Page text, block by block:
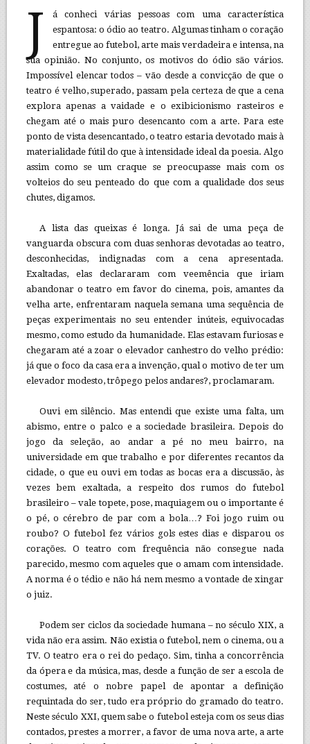
J
á conheci várias pessoas com uma característica
espantosa: o ódio ao teatro. Algumas tinham o coração
entregue ao futebol, arte mais verdadeira e intensa, na
sua opinião. No conjunto, os motivos do ódio são vários.
Impossível elencar todos – vão desde a convicção de que o
teatro é velho, superado, passam pela certeza de que a cena
explora apenas a vaidade e o exibicionismo rasteiros e
chegam até o mais puro desencanto com a arte. Para este
ponto de vista desencantado, o teatro estaria devotado mais à
materialidade fútil do que à intensidade ideal da poesia. Algo
assim como se um craque se preocupasse mais com os
volteios do seu penteado do que com a qualidade dos seus
chutes, digamos.
A lista das queixas é longa. Já sai de uma peça de
vanguarda obscura com duas senhoras devotadas ao teatro,
desconhecidas, indignadas com a cena apresentada.
Exaltadas, elas declararam com veemência que iriam
abandonar o teatro em favor do cinema, pois, amantes da
velha arte, enfrentaram naquela semana uma sequência de
peças experimentais no seu entender inúteis, equivocadas
mesmo, como estudo da humanidade. Elas estavam furiosas e
chegaram até a zoar o elevador canhestro do velho prédio:
já que o foco da casa era a invenção, qual o motivo de ter um
elevador modesto, trôpego pelos andares?, proclamaram.
Ouvi em silêncio. Mas entendi que existe uma falta, um
abismo, entre o palco e a sociedade brasileira. Depois do
jogo da seleção, ao andar a pé no meu bairro, na
universidade em que trabalho e por diferentes recantos da
cidade, o que eu ouvi em todas as bocas era a discussão, às
vezes bem exaltada, a respeito dos rumos do futebol
brasileiro – vale topete, pose, maquiagem ou o importante é
o pé, o cérebro de par com a bola…? Foi jogo ruim ou
roubo? O futebol fez vários gols estes dias e disparou os
corações. O teatro com frequência não consegue nada
parecido, mesmo com aqueles que o amam com intensidade.
A norma é o tédio e não há nem mesmo a vontade de xingar
o juiz.
Podem ser ciclos da sociedade humana – no século XIX, a
vida não era assim. Não existia o futebol, nem o cinema, ou a
TV. O teatro era o rei do pedaço. Sim, tinha a concorrência
da ópera e da música, mas, desde a função de ser a escola de
costumes, até o nobre papel de apontar a definição
requintada do ser, tudo era próprio do gramado do teatro.
Neste século XXI, quem sabe o futebol esteja com os seus dias
contados, prestes a morrer, a favor de uma nova arte, a arte